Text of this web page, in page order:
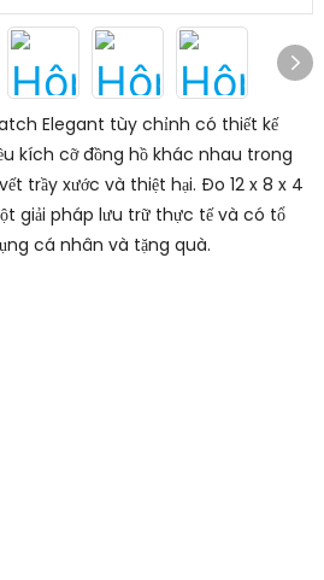
Elegant tùy chỉnh có thiết kế
kích cỡ đồng hồ khác nhau trong
trầy xước và thiệt hại. Đo 12 x 8 x 4
giải pháp lưu trữ thực tế và có tổ
cá nhân và tặng quà.